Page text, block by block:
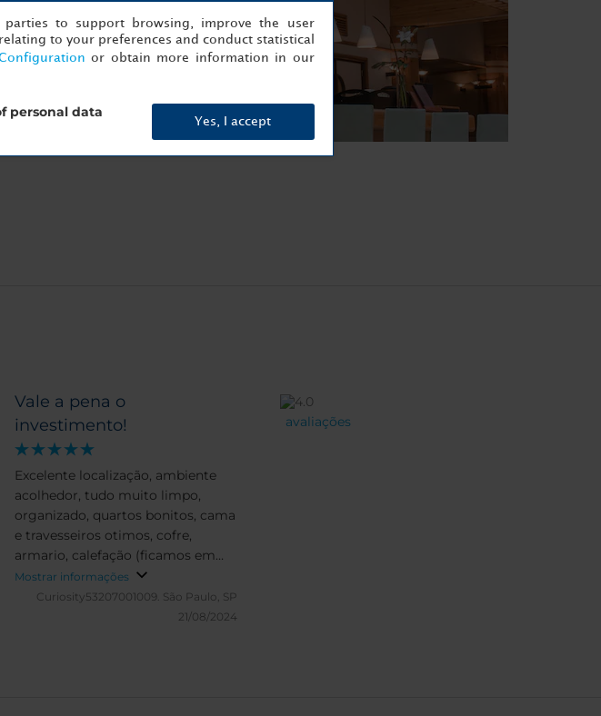
Vale a pena o
investimento!
Excelente localização, ambiente
acolhedor, tudo muito limpo,
organizado, quartos bonitos, cama
e travesseiros otimos, cofre,
armario, calefação (ficamos em
um que nao tinha ar, mas devido
ao clima nao fez falta,
aconchegantes, banheiro bom
Mostrar informações
Curiosity53207001009. São Paulo, SP
21/08/2024
avaliações
to support browsing, improve the user
to your preferences and conduct statistical
or obtain more information in our
personal data
Yes, I accept